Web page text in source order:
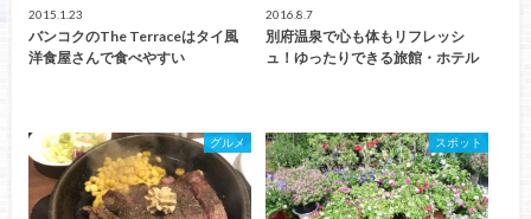
2015.1.23
バンコクのThe Terraceはタイ風
洋食屋さんで食べやすい
2016.8.7
別府温泉で心も体もリフレッシ
ュ！ゆったりできる旅館・ホテル
グルメ スポット